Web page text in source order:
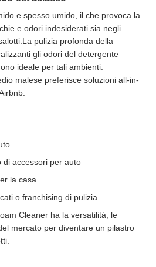
e spesso umido, il che provoca la
e odori indesiderati sia negli
pulizia profonda della
gli odori del detergente
ideale per tali ambienti.
malese preferisce soluzioni all-in-
di accessori per auto
la casa
o franchising di pulizia
Cleaner ha la versatilità, le
mercato per diventare un pilastro